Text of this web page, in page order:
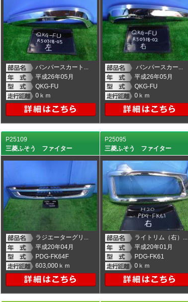
バンパースカート...
平成26年05月
QKG-FU
0ｋｍ
バンパースカー...
平成26年05月
QKG-FU
0ｋｍ
P25109
三菱ふそう ファイター
ラジエーターグリ...
平成20年04月
PDG-FK64F
603,000ｋｍ
P25095
三菱ふそう ファイター
ライトリム（右）...
平成20年01月
PDG-FK61
0ｋｍ